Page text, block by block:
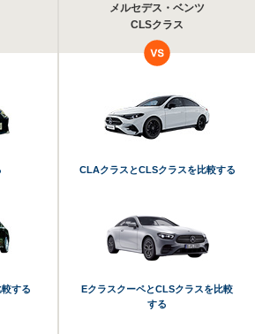
メルセデス・ベンツ
CLSクラス
する
CLAクラスとCLSクラスを比較する
EクラスクーペとCLSクラスを比較
する